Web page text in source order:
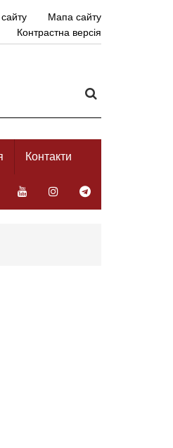
Мапа сайту
Контрастна версія
Контакти